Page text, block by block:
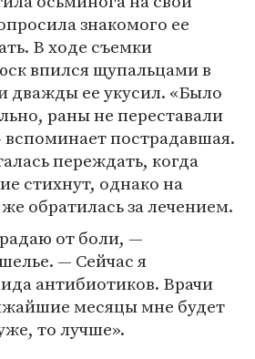
знакомого ее
В ходе съемки
впился щупальцами в
ее укусил. «Было
раны не переставали
вспоминает пострадавшая.
переждать, когда
стихнут, однако на
обратилась за лечением.
от боли, —
— Сейчас я
антибиотиков. Врачи
месяцы мне будет
то лучше».